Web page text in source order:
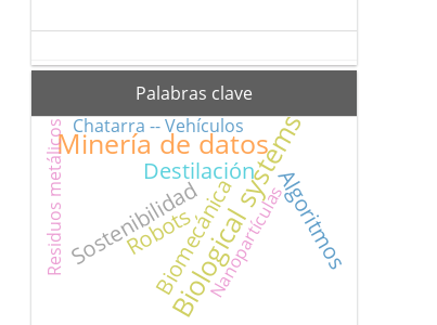
Palabras clave
Biological systems
Minería de datos
Destilación
Biomecánica
Sostenibilidad Algoritmos
RobotsNanopartículas
Residuos metálicos Chatarra -- Vehículos